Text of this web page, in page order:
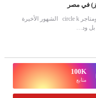
في مصر
الانتشار المفاجئ والسريع لسلسلة كافيهات ومتاجر circle k الشهور الأخيرة
بل ود…
100K
متابع